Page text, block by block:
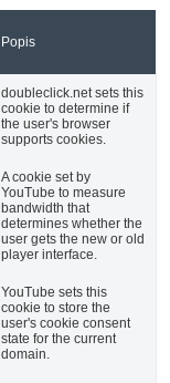
Popis
doubleclick.net sets this
cookie to determine if
the user's browser
supports cookies.
A cookie set by
YouTube to measure
bandwidth that
determines whether the
user gets the new or old
player interface.
YouTube sets this
cookie to store the
user's cookie consent
state for the current
domain.